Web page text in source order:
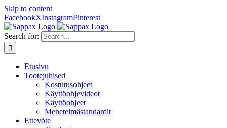
Skip to content
FacebookXInstagramPinterest
Search for:
Etusivu
Tootejuhised
Kostutusohjeet
Käyttöohjevideot
Käyttöohjeet
Menetelmästandardit
Ettevõte